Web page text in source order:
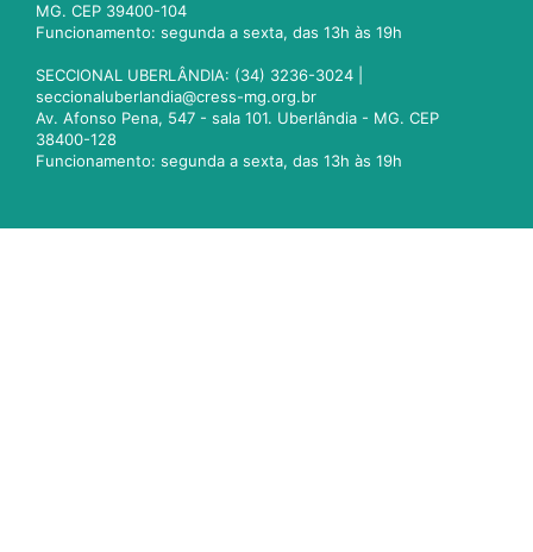
MG. CEP 39400-104
Funcionamento: segunda a sexta, das 13h às 19h
SECCIONAL UBERLÂNDIA: (34) 3236-3024 |
seccionaluberlandia@cress-mg.org.br
Av. Afonso Pena, 547 - sala 101. Uberlândia - MG. CEP
38400-128
Funcionamento: segunda a sexta, das 13h às 19h